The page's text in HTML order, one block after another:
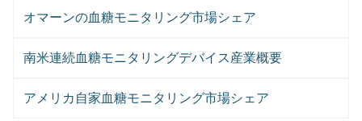
オマーンの血糖モニタリング市場シェア
南米連続血糖モニタリングデバイス産業概要
アメリカ自家血糖モニタリング市場シェア